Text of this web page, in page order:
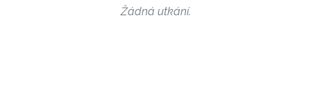
Žádná utkání.